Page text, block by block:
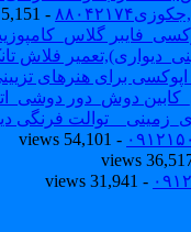
- 5,151 views
فلاش
برای هنرهای
دوش_دور
_ توالت فرنگی
- 54,101 views
- 31,941 views